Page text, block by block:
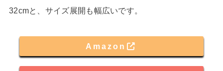
32cmと、サイズ展開も幅広いです。
Amazon